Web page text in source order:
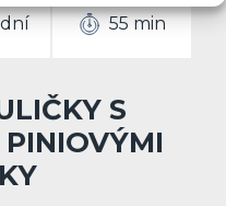
55 min
S